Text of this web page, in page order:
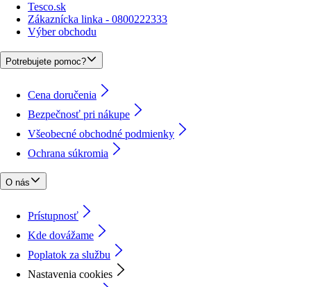
Tesco.sk
Zákaznícka linka - 0800222333
Výber obchodu
Potrebujete pomoc?
Cena doručenia
Bezpečnosť pri nákupe
Všeobecné obchodné podmienky
Ochrana súkromia
O nás
Prístupnosť
Kde dovážame
Poplatok za službu
Nastavenia cookies